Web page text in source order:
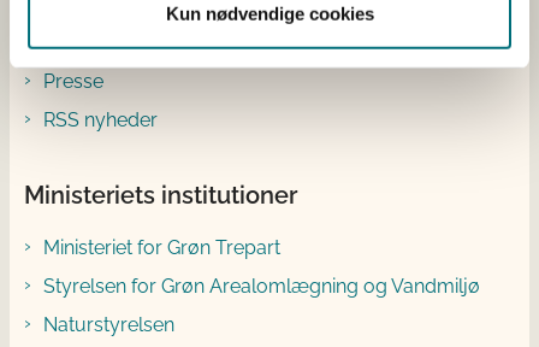
Kun nødvendige cookies
Abonnér
Presse
RSS nyheder
Ministeriets institutioner
Ministeriet for Grøn Trepart
Styrelsen for Grøn Arealomlægning og Vandmiljø
Naturstyrelsen